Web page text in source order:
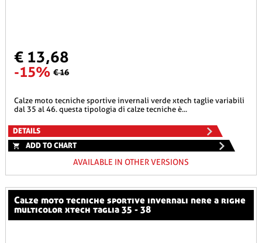
€ 13,68
-15% € 16
calze moto tecniche sportive invernali verde xtech taglie variabili
dal 35 al 46. questa tipologia di calze tecniche è...
DETAILS
ADD TO CHART
AVAILABLE IN OTHER VERSIONS
calze moto tecniche sportive invernali nere a righe
multicolor xtech taglia 35 - 38